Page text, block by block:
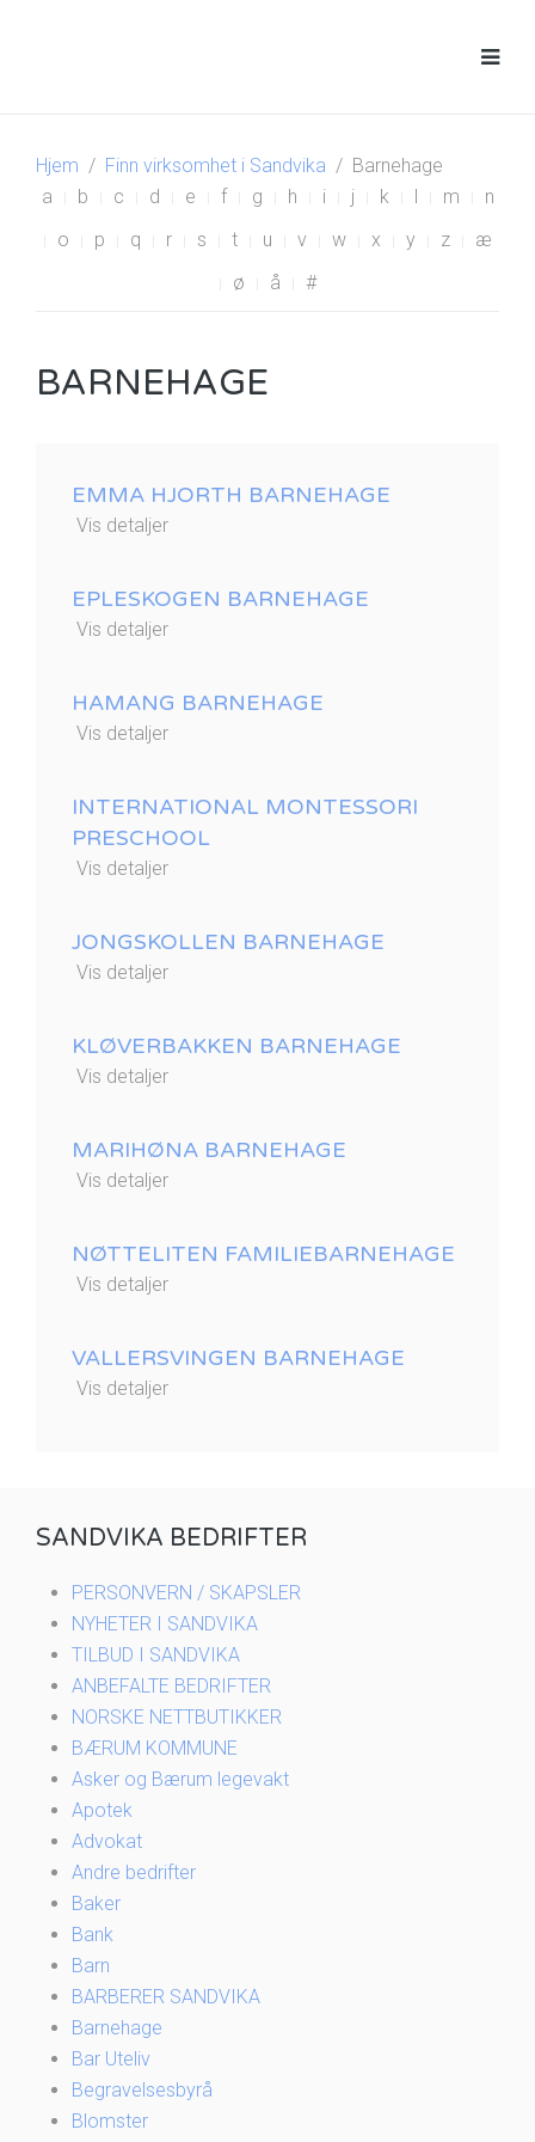
Hjem Finn virksomhet i Sandvika
Barnehage
a
b c d e f g h i j k l m
n
o
p q r s t u v w x y z
æ
ø
å #
BARNEHAGE
EMMA HJORTH BARNEHAGE
Vis detaljer
EPLESKOGEN BARNEHAGE
Vis detaljer
HAMANG BARNEHAGE
Vis detaljer
INTERNATIONAL MONTESSORI
PRESCHOOL
Vis detaljer
JONGSKOLLEN BARNEHAGE
Vis detaljer
KLØVERBAKKEN BARNEHAGE
Vis detaljer
MARIHØNA BARNEHAGE
Vis detaljer
NØTTELITEN FAMILIEBARNEHAGE
Vis detaljer
VALLERSVINGEN BARNEHAGE
Vis detaljer
SANDVIKA BEDRIFTER
PERSONVERN / SKAPSLER
NYHETER I SANDVIKA
TILBUD I SANDVIKA
ANBEFALTE BEDRIFTER
NORSKE NETTBUTIKKER
BÆRUM KOMMUNE
Asker og Bærum legevakt
Apotek
Advokat
Andre bedrifter
Baker
Bank
Barn
BARBERER SANDVIKA
Barnehage
Bar Uteliv
Begravelsesbyrå
Blomster